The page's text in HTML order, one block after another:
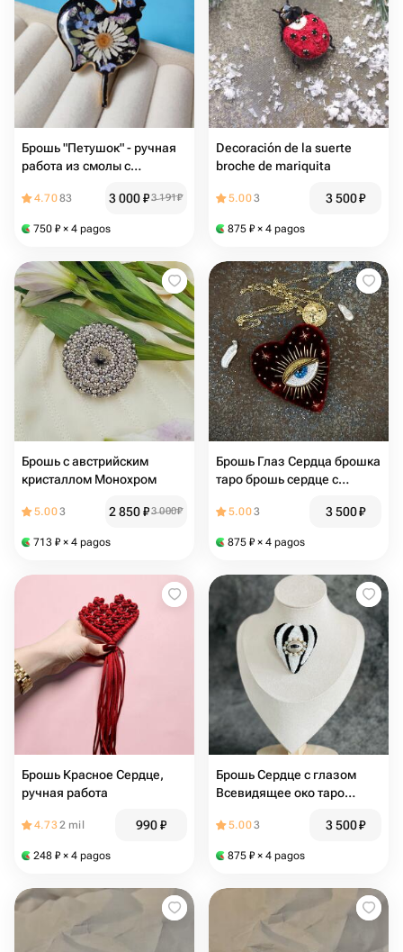
Брошь "Петушок" - ручная
работа из смолы с
4.7083 3 000₽3 191₽
750 ₽ × 4 pagos
Decoración de la suerte
broche de mariquita
5.003 3 500₽
875 ₽ × 4 pagos
Брошь с австрийским
кристаллом Монохром
5.003 2 850₽3 000₽
713 ₽ × 4 pagos
Брошь Глаз Сердца брошка
таро брошь сердце с
подарок
5.003 3 500₽
875 ₽ × 4 pagos
Брошь Красное Сердце,
ручная работа
4.732 mil 990₽
248 ₽ × 4 pagos
Брошь Сердце с глазом
Всевидящее око таро
подарок
5.003 3 500₽
875 ₽ × 4 pagos